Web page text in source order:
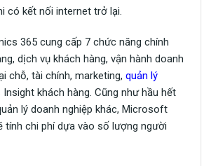
có kết nối internet trở lại.
365 cung cấp 7 chức năng chính
dịch vụ khách hàng, vận hành doanh
chỗ, tài chính, marketing, quản lý
Insight khách hàng. Cũng như hầu hết
lý doanh nghiệp khác, Microsoft
tính chi phí dựa vào số lượng người